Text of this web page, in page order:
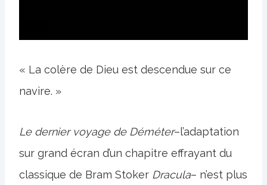
« La colère de Dieu est descendue sur ce
navire. »
Le dernier voyage de Déméter–l’adaptation
sur grand écran d’un chapitre effrayant du
classique de Bram Stoker Dracula– n’est plus